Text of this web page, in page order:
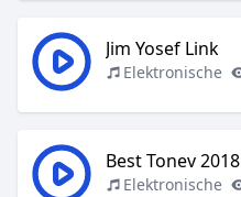
Jim Yosef Link
Elektronische
Best Tonev 2018
Elektronische